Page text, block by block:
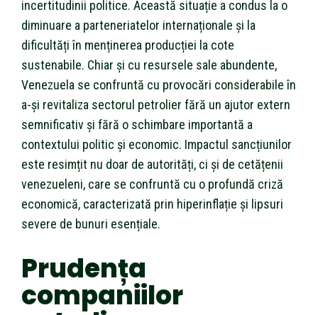
incertitudinii politice. Această situație a condus la o
diminuare a parteneriatelor internaționale și la
dificultăți în menținerea producției la cote
sustenabile. Chiar și cu resursele sale abundente,
Venezuela se confruntă cu provocări considerabile în
a-și revitaliza sectorul petrolier fără un ajutor extern
semnificativ și fără o schimbare importantă a
contextului politic și economic. Impactul sancțiunilor
este resimțit nu doar de autorități, ci și de cetățenii
venezueleni, care se confruntă cu o profundă criză
economică, caracterizată prin hiperinflație și lipsuri
severe de bunuri esențiale.
Prudența
companiilor